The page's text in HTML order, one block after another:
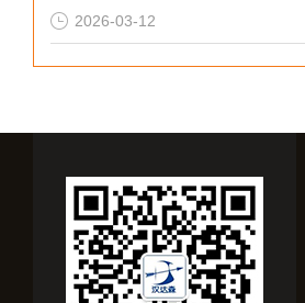
2026-03-12